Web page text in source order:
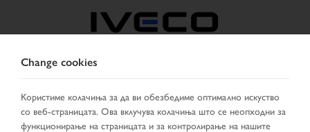
NORTH MACEDONIA
ИЗБЕРИ ДРЖАВА СМЕНИ ЈАЗИК
Change cookies
Користиме колачиња за да ви обезбедиме оптимално искуство
со веб-страницата. Ова вклучува колачиња што се неопходни за
функционирање на страницата и за контролирање на нашите